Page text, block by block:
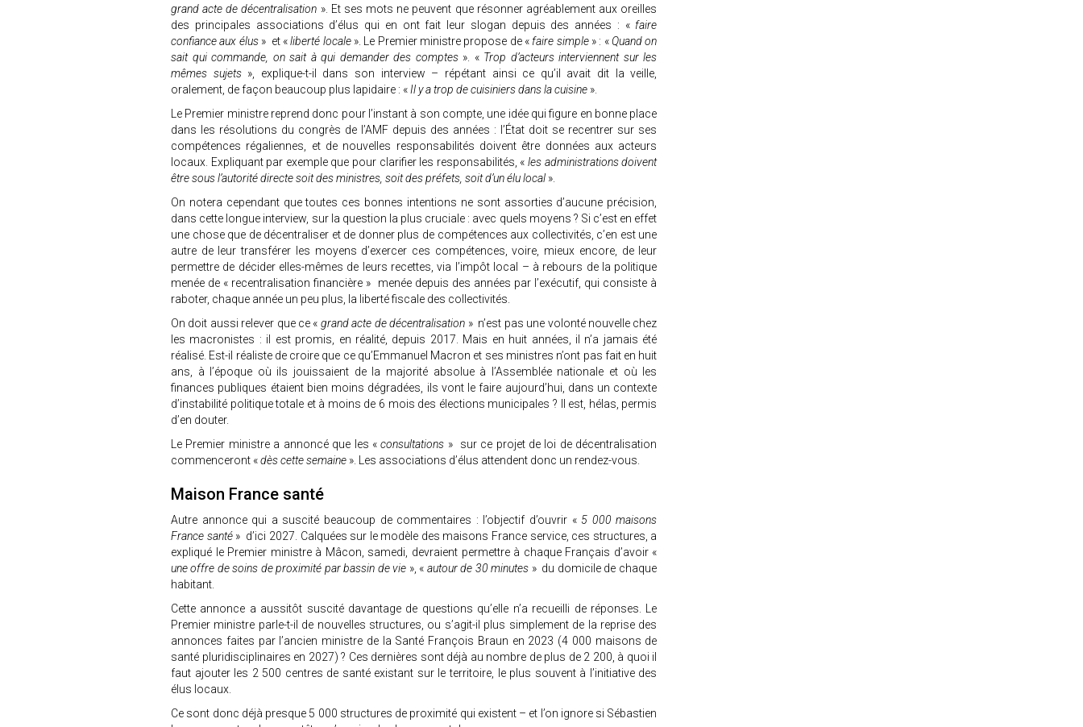
grand acte de décentralisation ». Et ses mots ne peuvent que résonner agréablement aux oreilles
des principales associations d’élus qui en ont fait leur slogan depuis des années : «faire
confiance aux élus» et «liberté locale». Le Premier ministre propose de « faire simple » : «Quand on
sait qui commande, on sait à qui demander des comptes». « Trop d’acteurs interviennent sur les
mêmes sujets », explique-t-il dans son interview – répétant ainsi ce qu’il avait dit la veille,
oralement, de façon beaucoup plus lapidaire : « Il y a trop de cuisiniers dans la cuisine ».
Le Premier ministre reprend donc pour l’instant à son compte, une idée qui figure en bonne place
dans les résolutions du congrès de l’AMF depuis des années : l’État doit se recentrer sur ses
compétences régaliennes, et de nouvelles responsabilités doivent être données aux acteurs
locaux. Expliquant par exemple que pour clarifier les responsabilités, « les administrations doivent
être sous l’autorité directe soit des ministres, soit des préfets, soit d’un élu local ».
On notera cependant que toutes ces bonnes intentions ne sont assorties d’aucune précision,
dans cette longue interview, sur la question la plus cruciale : avec quels moyens ? Si c’est en effet
une chose que de décentraliser et de donner plus de compétences aux collectivités, c’en est une
autre de leur transférer les moyens d’exercer ces compétences, voire, mieux encore, de leur
permettre de décider elles-mêmes de leurs recettes, via l’impôt local – à rebours de la politique
menée de « recentralisation financière » menée depuis des années par l’exécutif, qui consiste à
raboter, chaque année un peu plus, la liberté fiscale des collectivités.
On doit aussi relever que ce « grand acte de décentralisation » n’est pas une volonté nouvelle chez
les macronistes : il est promis, en réalité, depuis 2017. Mais en huit années, il n’a jamais été
réalisé. Est-il réaliste de croire que ce qu’Emmanuel Macron et ses ministres n’ont pas fait en huit
ans, à l’époque où ils jouissaient de la majorité absolue à l’Assemblée nationale et où les
finances publiques étaient bien moins dégradées, ils vont le faire aujourd’hui, dans un contexte
d’instabilité politique totale et à moins de 6 mois des élections municipales ? Il est, hélas, permis
d’en douter.
Le Premier ministre a annoncé que les «consultations » sur ce projet de loi de décentralisation
commenceront «dès cette semaine ». Les associations d’élus attendent donc un rendez-vous.
Maison France santé
Autre annonce qui a suscité beaucoup de commentaires : l’objectif d’ouvrir «5 000 maisons
France santé» d’ici 2027. Calquées sur le modèle des maisons France service, ces structures, a
expliqué le Premier ministre à Mâcon, samedi, devraient permettre à chaque Français d’avoir «
une offre de soins de proximité par bassin de vie », « autour de 30 minutes » du domicile de chaque
habitant.
Cette annonce a aussitôt suscité davantage de questions qu’elle n’a recueilli de réponses. Le
Premier ministre parle-t-il de nouvelles structures, ou s’agit-il plus simplement de la reprise des
annonces faites par l’ancien ministre de la Santé François Braun en 2023 (4 000 maisons de
santé pluridisciplinaires en 2027) ? Ces dernières sont déjà au nombre de plus de 2 200, à quoi il
faut ajouter les 2 500 centres de santé existant sur le territoire, le plus souvent à l’initiative des
élus locaux.
Ce sont donc déjà presque 5 000 structures de proximité qui existent – et l’on ignore si Sébastien